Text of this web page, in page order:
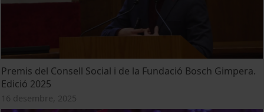
Premis del Consell Social i de la Fundació Bosch Gimpera.
Edició 2025
16 desembre, 2025